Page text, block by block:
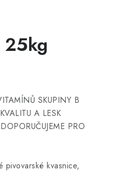
SKUPINY B
A LESK
PRO
pivovarské kvasnice,